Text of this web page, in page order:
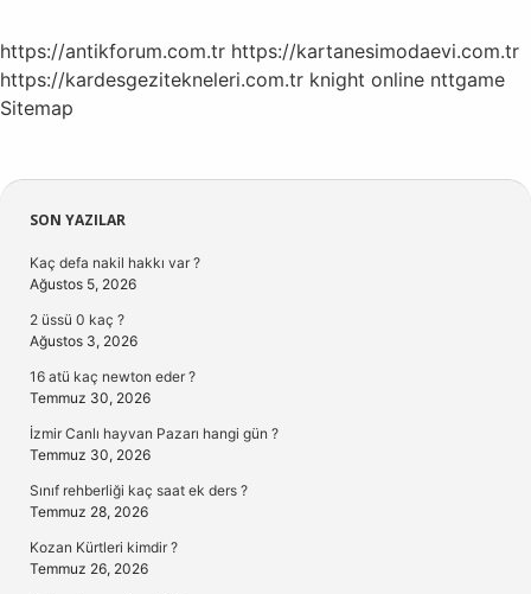
https://antikforum.com.tr https://kartanesimodaevi.com.tr
https://kardesgezitekneleri.com.tr knight online nttgame
Sitemap
Sidebar
SON YAZILAR
Kaç defa nakil hakkı var ?
Ağustos 5, 2026
2 üssü 0 kaç ?
Ağustos 3, 2026
16 atü kaç newton eder ?
Temmuz 30, 2026
İzmir Canlı hayvan Pazarı hangi gün ?
Temmuz 30, 2026
Sınıf rehberliği kaç saat ek ders ?
Temmuz 28, 2026
Kozan Kürtleri kimdir ?
Temmuz 26, 2026